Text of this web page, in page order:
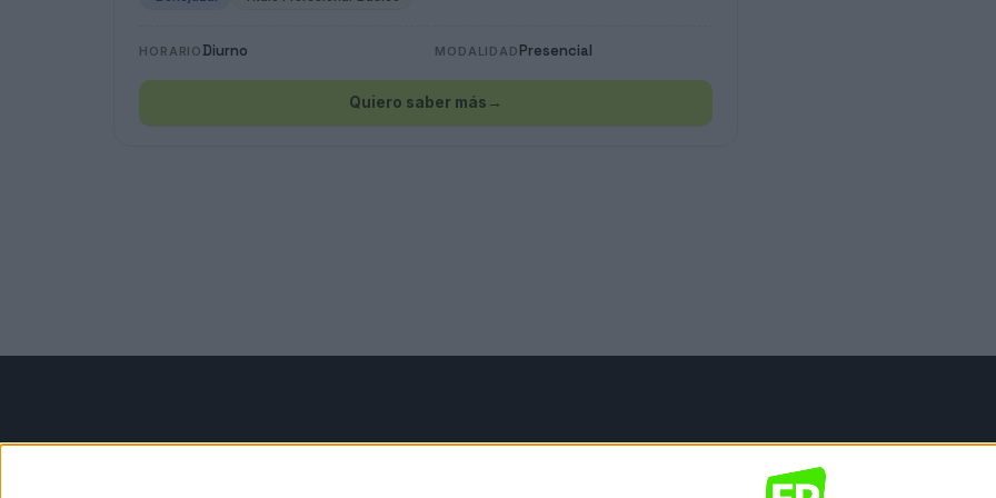
HORARIO Diurno MODALIDAD Presencial
Quiero saber más →
Contáctanos Información legal